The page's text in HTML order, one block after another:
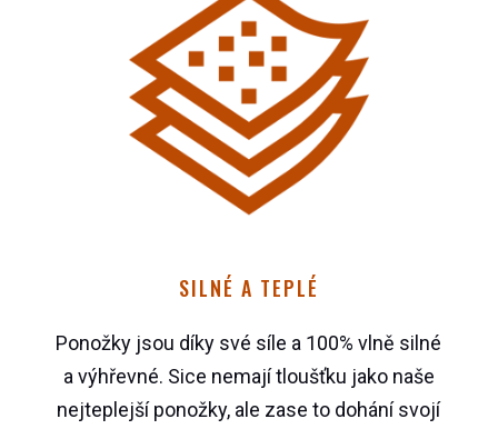
SILNÉ A TEPLÉ
Ponožky jsou díky své síle a 100% vlně silné
a výhřevné. Sice nemají tloušťku jako naše
nejteplejší ponožky, ale zase to dohání svojí